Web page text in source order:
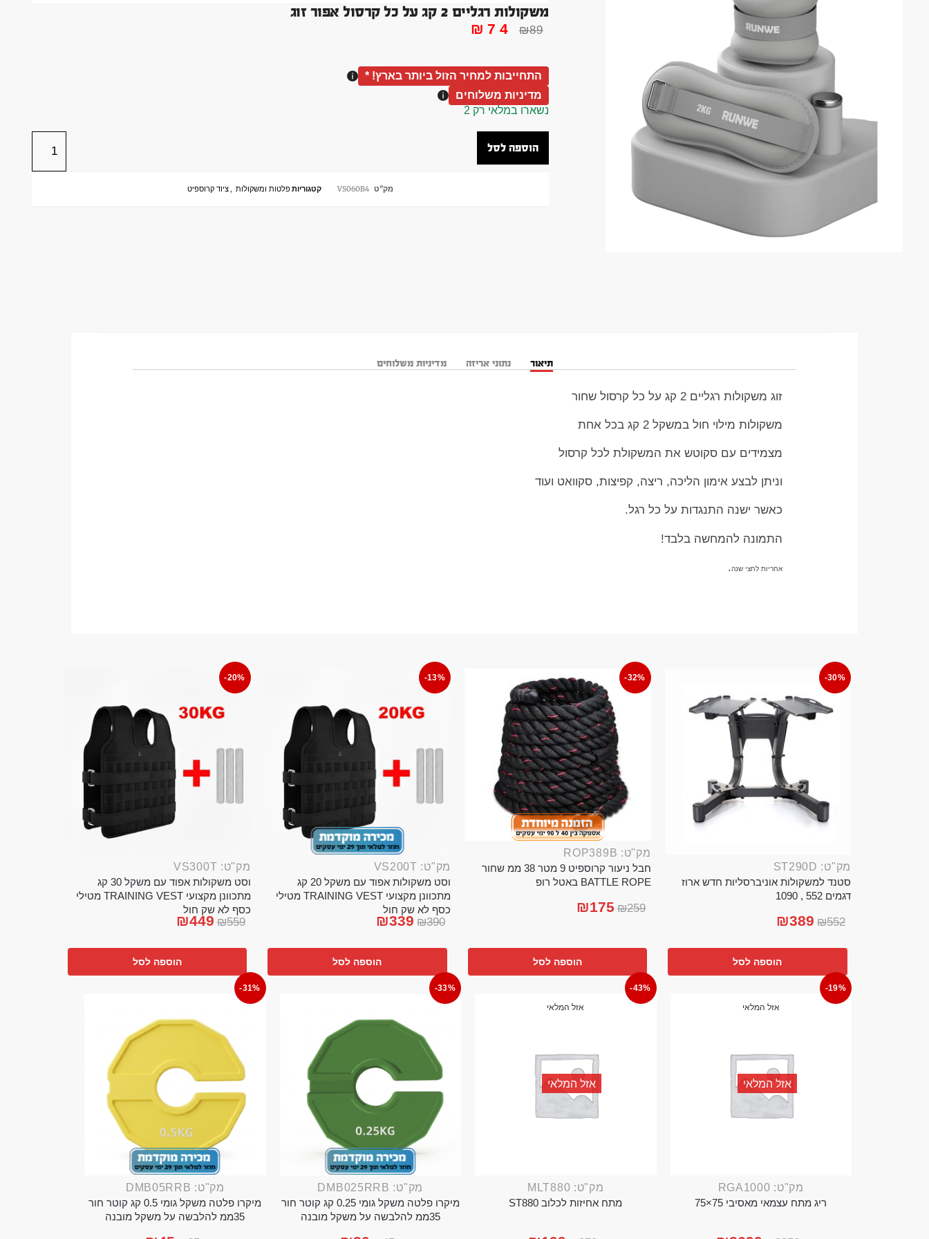
משקולות רגליים 2 קג על כל קרסול אפור זוג
₪89
₪74
התחייבות למחיר הזול ביותר בארץ! *
מדיניות משלוחים
נשארו במלאי רק 2
הוספה לסל
מק"ט VS060B4 קטגוריותפלטות ומשקולות ,ציוד קרוספיט
תיאור נתוני אריזה מדיניות משלוחים
זוג משקולות רגליים 2 קג על כל קרסול שחור
משקולות מילוי חול במשקל 2 קג בכל אחת
מצמידים עם סקוטש את המשקולת לכל קרסול
וניתן לבצע אימון הליכה, ריצה, קפיצות, סקוואט ועוד
כאשר ישנה התנגדות על כל רגל.
התמונה להמחשה בלבד!
אחריות לחצי שנה.
-30%
מק"ט: ST290D
סטנד למשקולות אוניברסליות חדש ארוז
דגמים 552 , 1090
₪552
₪389
הוספה לסל
-32%
מק"ט: ROP389B
חבל ניעור קרוספיט 9 מטר 38 ממ שחור
BATTLE ROPE באטל רופ
₪259
₪175
הוספה לסל
-13%
מק"ט: VS200T
וסט משקולות אפוד עם משקל 20 קג
מתכוונן מקצועי TRAINING VEST מטילי
כסף לא שק חול
₪390
₪339
הוספה לסל
-20%
מק"ט: VS300T
וסט משקולות אפוד עם משקל 30 קג
מתכוונן מקצועי TRAINING VEST מטילי
כסף לא שק חול
₪559
₪449
הוספה לסל
-19%
אזל המלאי
אזל המלאי
מק"ט: RGA1000
ריג מתח עצמאי מאסיבי 75×75
-43%
אזל המלאי
אזל המלאי
מק"ט: MLT880
מתח אחיזות לכלוב ST880
-33%
מק"ט: DMB025RRB
מיקרו פלטה משקל גומי 0.25 קג קוטר חור
35ממ להלבשה על משקל מובנה
-31%
מק"ט: DMB05RRB
מיקרו פלטה משקל גומי 0.5 קג קוטר חור
35ממ להלבשה על משקל מובנה